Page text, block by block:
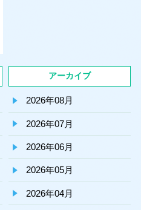
アーカイブ
2026年08月
2026年07月
2026年06月
2026年05月
2026年04月